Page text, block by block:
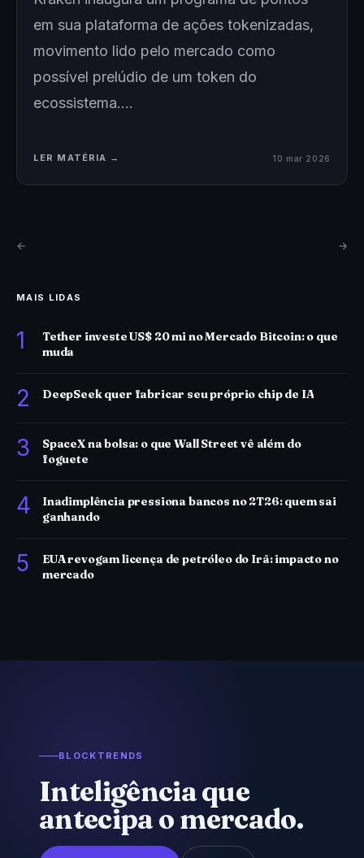
em sua plataforma de ações tokenizadas,
movimento lido pelo mercado como
possível prelúdio de um token do
ecossistema.…
LER MATÉRIA → 10 mar 2026
← →
MAIS LIDAS
1
Tether investe US$ 20 mi no Mercado Bitcoin: o que
muda
2 DeepSeek quer fabricar seu próprio chip de IA
3
SpaceX na bolsa: o que Wall Street vê além do
foguete
4
Inadimplência pressiona bancos no 2T26: quem sai
ganhando
5
EUA revogam licença de petróleo do Irã: impacto no
mercado
BLOCKTRENDS
Inteligência que
antecipa o mercado.